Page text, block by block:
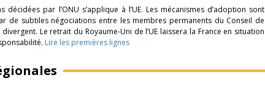
décidées par l’ONU s’applique à l’UE. Les mécanismes d’adoption sont
de subtiles négociations entre les membres permanents du Conseil de
Le retrait du Royaume-Uni de l’UE laissera la France en situation
Lire les premières lignes